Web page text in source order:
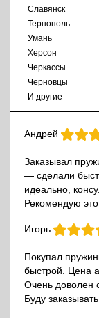
Славянск
Тернополь
Умань
Херсон
Черкассы
Черновцы
И другие
Андрей
Заказывал
— сделали
идеально,
Рекомендую
Игорь
Покупал
быстрой. Цена
Очень доволен
Буду